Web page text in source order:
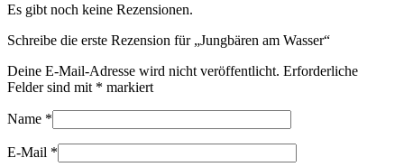
Es gibt noch keine Rezensionen.
Schreibe die erste Rezension für „Jungbären am Wasser“
Deine E-Mail-Adresse wird nicht veröffentlicht. Erforderliche
Felder sind mit * markiert
Name *
E-Mail *